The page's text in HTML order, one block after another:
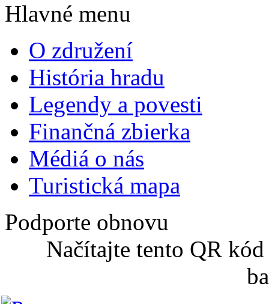
Hlavné menu
O združení
História hradu
Legendy a povesti
Finančná zbierka
Médiá o nás
Turistická mapa
Podporte obnovu
Načítajte tento QR